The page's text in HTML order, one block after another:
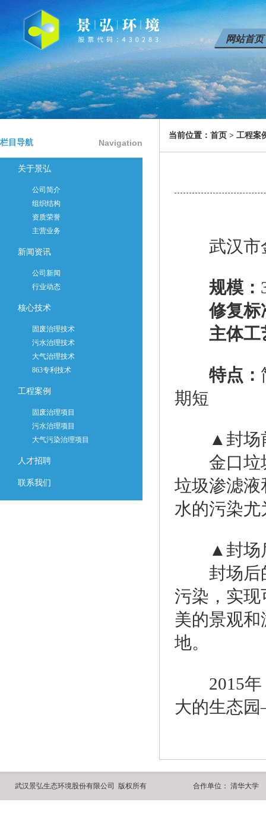
网站首页
Navigation
栏目导航
关于景弘
公司简介
组织结构
资质荣誉
主营业务
新闻资讯
公司新闻
行业动态
核心技术
固废治理技术
污水治理技术
大气治理技术
863专利技术
工程案例
固废治理项目
污水治理项目
大气污染治理项目
人才招聘
联系我们
当前位置： 首页 > 工程案
武汉市金
规模：
修复标
主体工
特点：
期短
▲封场前
金口垃圾
垃圾渗滤
水的污染尤
▲封场后
封场后的
污染，实
美的景观
地。
2015年，
大的生态
武汉景弘生态环境股份有限公司 版权所有 合作单位： 清华大学